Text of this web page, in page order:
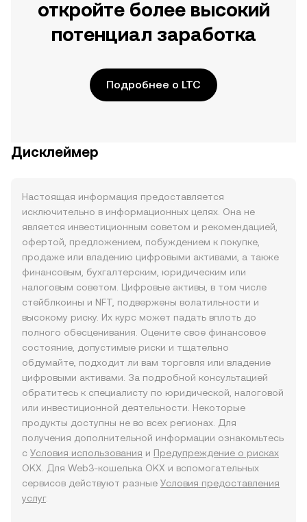
откройте более высокий
потенциал заработка
Подробнее о LTC
Дисклеймер
Настоящая информация предоставляется
исключительно в информационных целях. Она не
является инвестиционным советом и рекомендацией,
офертой, предложением, побуждением к покупке,
продаже или владению цифровыми активами, а также
финансовым, бухгалтерским, юридическим или
налоговым советом. Цифровые активы, в том числе
стейблкоины и NFT, подвержены волатильности и
высокому риску. Их курс может падать вплоть до
полного обесценивания. Оцените свое финансовое
состояние, допустимые риски и тщательно
обдумайте, подходит ли вам торговля или владение
цифровыми активами. За подробной консультацией
обратитесь к специалисту по юридической, налоговой
или инвестиционной деятельности. Некоторые
продукты доступны не во всех регионах. Для
получения дополнительной информации ознакомьтесь
с Условия использования и Предупреждение о рисках
OKX. Для Web3-кошелька OKX и вспомогательных
сервисов действуют разные Условия предоставления
услуг.